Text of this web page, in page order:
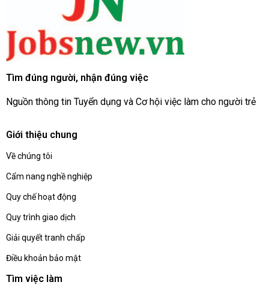
Tìm đúng người, nhận đúng việc
Nguồn thông tin Tuyển dụng và Cơ hội việc làm cho người trẻ
Giới thiệu chung
Về chúng tôi
Cẩm nang nghề nghiệp
Quy chế hoạt động
Quy trình giao dịch
Giải quyết tranh chấp
Điều khoản bảo mật
Tìm việc làm